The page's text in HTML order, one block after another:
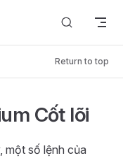
Return to top
Cốt lõi
một số lệnh của